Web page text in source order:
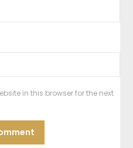
in this browser for the next